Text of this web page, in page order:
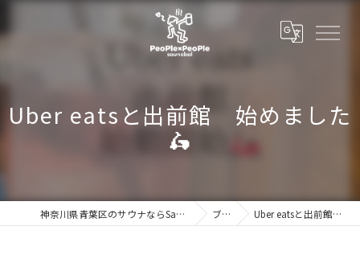
Uber eatsと出前館 始めました
🛵
神奈川県青葉区のサウナならSaunabal People×People ブログ Uber eatsと出前館 始めました🛵